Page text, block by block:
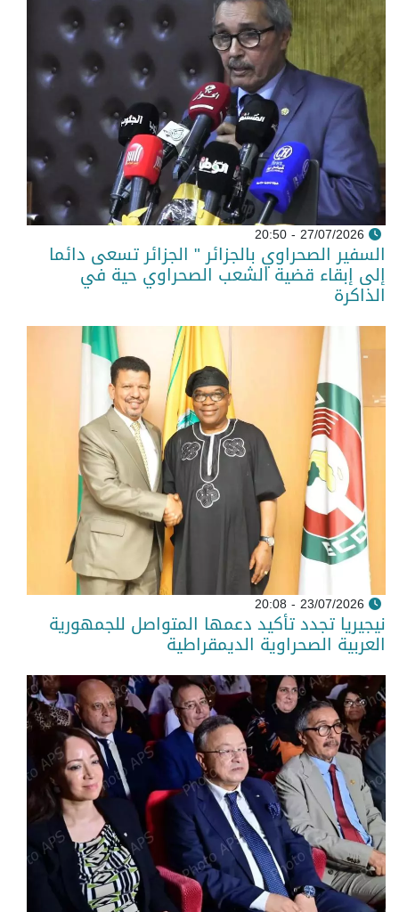
27/07/2026 - 20:50
السفير الصحراوي بالجزائر " الجزائر تسعى دائما
إلى إبقاء قضية الشعب الصحراوي حية في
الذاكرة
23/07/2026 - 20:08
نيجيريا تجدد تأكيد دعمها المتواصل للجمهورية
العربية الصحراوية الديمقراطية